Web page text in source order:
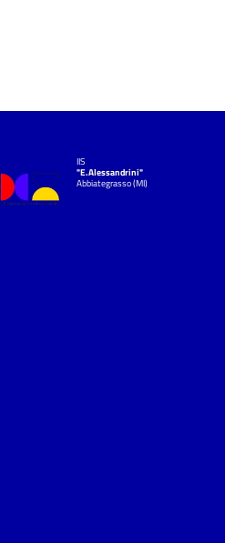
IIS
"E.Alessandrini"
Abbiategrasso (MI)